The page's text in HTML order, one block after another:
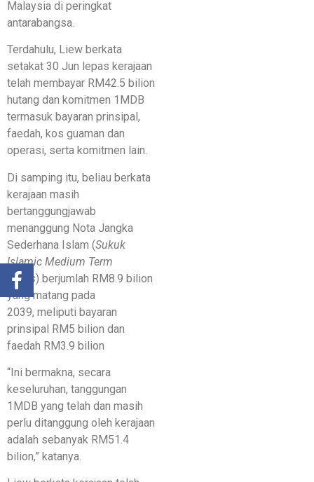
Malaysia di peringkat
antarabangsa.
Terdahulu, Liew berkata
setakat 30 Jun lepas kerajaan
telah membayar RM42.5 bilion
hutang dan komitmen 1MDB
termasuk bayaran prinsipal,
faedah, kos guaman dan
operasi, serta komitmen lain.
Di samping itu, beliau berkata
kerajaan masih
bertanggungjawab
menanggung Nota Jangka
Sederhana Islam (Sukuk
Islamic Medium Term
Notes) berjumlah RM8.9 bilion
yang matang pada
2039, meliputi bayaran
prinsipal RM5 bilion dan
faedah RM3.9 bilion
“Ini bermakna, secara
keseluruhan, tanggungan
1MDB yang telah dan masih
perlu ditanggung oleh kerajaan
adalah sebanyak RM51.4
bilion,” katanya.